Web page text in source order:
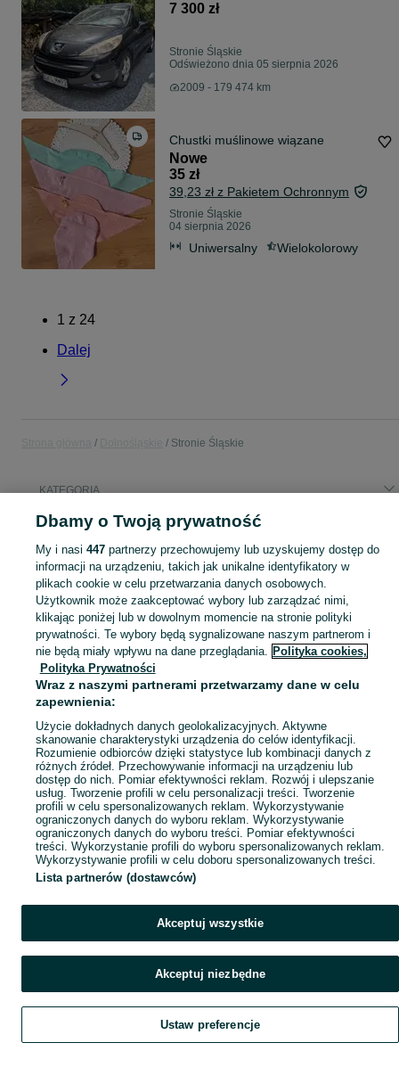
7 300 zł
Stronie Śląskie
Odświeżono dnia 05 sierpnia 2026
2009 - 179 474 km
Chustki muślinowe wiązane
Nowe
35 zł
39,23 zł z Pakietem Ochronnym
Stronie Śląskie
04 sierpnia 2026
Uniwersalny Wielokolorowy
1 z 24
Dalej
Stronie Śląskie
KATEGORIA
Popularne wyszukiwania
noclegi
Skorzystaj z największego serwisu ogłoszeniowego - Stronie Śląskie i okolice! Kupuj to, czego pragniesz i sprzedawaj to, czego już nie potrzebujesz! Zobacz
Mapa kategorii
Mapa miejscowości
Mapa ministron
Szukaj Obserwujesz Dodaj Czat Konto
Dbamy o Twoją prywatność
My i nasi 447partnerzy przechowujemy lub uzyskujemy dostęp do
informacji na urządzeniu, takich jak unikalne identyfikatory w
plikach cookie w celu przetwarzania danych osobowych.
Użytkownik może zaakceptować wybory lub zarządzać nimi,
klikając poniżej lub w dowolnym momencie na stronie polityki
prywatności. Te wybory będą sygnalizowane naszym partnerom i
nie będą miały wpływu na dane przeglądania. Polityka cookies,
Polityka Prywatności
Wraz z naszymi partnerami przetwarzamy dane w celu
zapewnienia:
Użycie dokładnych danych geolokalizacyjnych. Aktywne
skanowanie charakterystyki urządzenia do celów identyfikacji.
Rozumienie odbiorców dzięki statystyce lub kombinacji danych z
różnych źródeł. Przechowywanie informacji na urządzeniu lub
dostęp do nich. Pomiar efektywności reklam. Rozwój i ulepszanie
usług. Tworzenie profili w celu personalizacji treści. Tworzenie
profili w celu spersonalizowanych reklam. Wykorzystywanie
ograniczonych danych do wyboru reklam. Wykorzystywanie
ograniczonych danych do wyboru treści. Pomiar efektywności
treści. Wykorzystanie profili do wyboru spersonalizowanych reklam.
Wykorzystywanie profili w celu doboru spersonalizowanych treści.
Lista partnerów (dostawców)
Akceptuj wszystkie
Akceptuj niezbędne
Ustaw preferencje